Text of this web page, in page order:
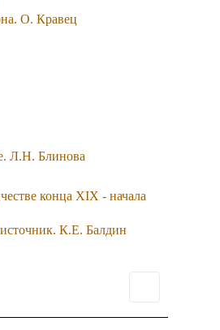
О. Кравец
Л.Н. Блинова
конца XIX - начала
К.Е. Балдин